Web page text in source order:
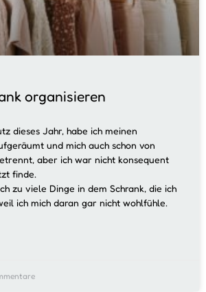
organisieren
dieses Jahr, habe ich meinen
und mich auch schon von
aber ich war nicht konsequent
finde.
zu viele Dinge in dem Schrank, die ich
ich mich daran gar nicht wohlfühle.